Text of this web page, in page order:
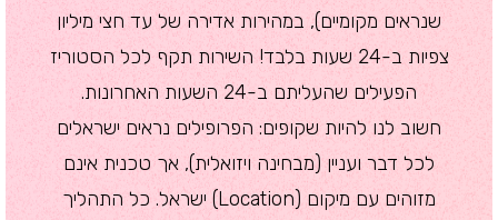
שנראים מקומיים), במהירות אדירה של עד חצי מיליון
צפיות ב-24 שעות בלבד! השירות תקף לכל הסטוריז
הפעילים שהעליתם ב-24 השעות האחרונות.
חשוב לנו להיות שקופים: הפרופילים נראים ישראלים
לכל דבר ועניין (מבחינה ויזואלית), אך טכנית אינם
מזוהים עם מיקום (Location) ישראל. כל התהליך